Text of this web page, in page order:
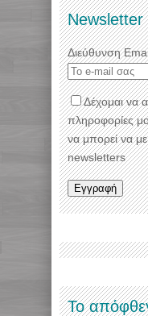
Newsletter
Διεύθυνση
Δέχομαι να
πληροφορίες
να μπορεί να
newsletters
Το